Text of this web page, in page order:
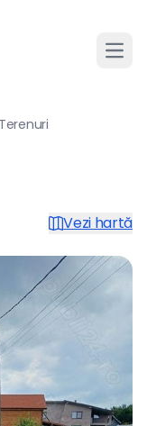
Terenuri
Tureni
Vezi hartă